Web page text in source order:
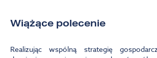
Wiążące polecenie
Realizując wspólną strategię